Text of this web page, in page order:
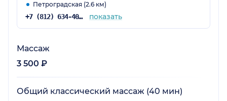
Петроградская (2.6 км)
+7 (812) 634-40-46 показать
Массаж
3 500 ₽
Общий классический массаж (40 мин)